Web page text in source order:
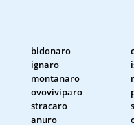
bidonaro
ignaro
montanaro
ovoviviparo
stracaro
anuro